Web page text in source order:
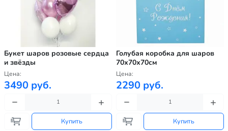
Букет шаров розовые сердца
и звёзды
Цена:
3490 руб.
Купить
Голубая коробка для шаров
70х70х70см
Цена:
2290 руб.
Купить